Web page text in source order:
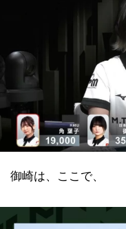
御崎は、ここで、